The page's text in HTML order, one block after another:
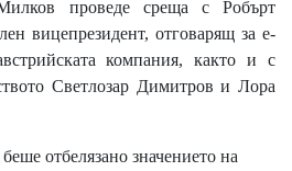
проведе среща с Робърт
вицепрезидент, отговарящ за e-
компания, както и с
Светлозар Димитров и Лора
отбелязано значението на